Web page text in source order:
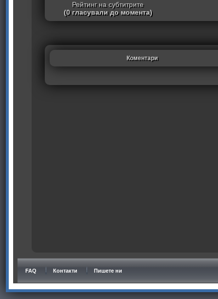
Рейтинг на субтитрите
(0 гласували до момента)
Коментари
FAQ Контакти Пишете ни